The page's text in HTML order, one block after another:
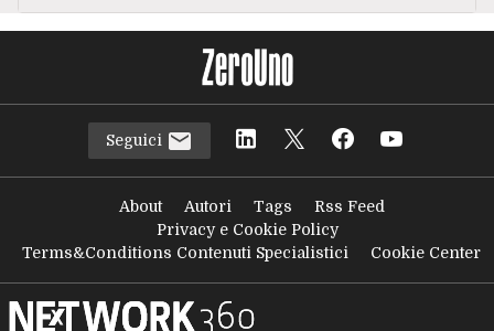
Seguici
About Autori Tags
Rss Feed
Privacy e Cookie Policy
Terms&Conditions Contenuti Specialistici
Cookie Center